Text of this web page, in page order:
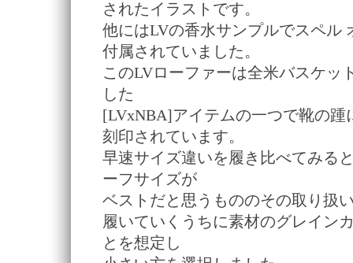
されたイラストです。
他にはLVの香水サンプルでスペル
付属されていました。
このLVローファーは全米バスケッ
した
[LVxNBA]アイテムの一つで靴の踵
刻印されています。
早速サイズ違いを履き比べてみる
ーフサイズが
ベストだと思うもののその取り扱
履いていくうちに素材のグレイン
とを想定し